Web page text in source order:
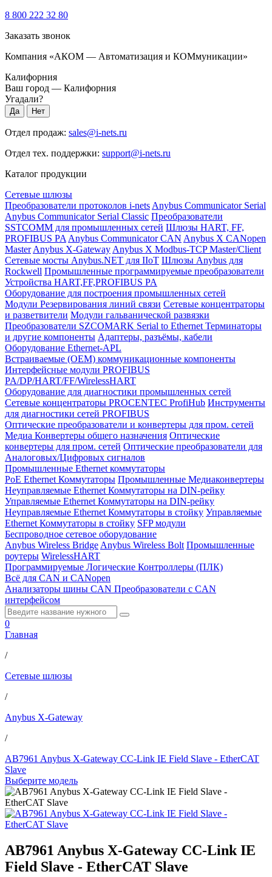
8 800 222 32 80
Заказать звонок
Компания «АКОМ — Автоматизация и КОМмуникации»
Калифорния
Ваш город — Калифорния
Угадали?
Отдел продаж: sales@i-nets.ru
Отдел тех. поддержки: support@i-nets.ru
Каталог продукции
Сетевые шлюзы
Преобразователи протоколов i-nets Anybus Communicator Serial
Anybus Communicator Serial Classic Преобразователи
SSTCOMM для промышленных сетей Шлюзы HART, FF,
PROFIBUS PA Anybus Communicator CAN Anybus X CANopen
Master Anybus X-Gateway Anybus X Modbus-TCP Master/Client
Сетевые мосты Anybus.NET для IIoT Шлюзы Anybus для
Rockwell Промышленные программируемые преобразователи
Устройства HART,FF,PROFIBUS PA
Оборудование для построения промышленных сетей
Модули Резервирования линий связи Сетевые концентраторы
и разветвители Модули гальванической развязки
Преобразователи SZCOMARK Serial to Ethernet Терминаторы
и другие компоненты Адаптеры, разъёмы, кабели
Оборудование Ethernet-APL
Встраиваемые (OEM) коммуникационные компоненты
Интерфейсные модули PROFIBUS
PA/DP/HART/FF/WirelessHART
Оборудование для диагностики промышленных сетей
Сетевые концентраторы PROCENTEC ProfiHub Инструменты
для диагностики сетей PROFIBUS
Оптические преобразователи и конвертеры для пром. сетей
Медиа Конвертеры общего назначения Оптические
конвертеры для пром. сетей Оптические преобразователи для
Аналоговых/Цифровых сигналов
Промышленные Ethernet коммутаторы
PoE Ethernet Коммутаторы Промышленные Медиаконвертеры
Неуправляемые Ethernet Коммутаторы на DIN-рейку
Управляемые Ethernet Коммутаторы на DIN-рейку
Неуправляемые Ethernet Коммутаторы в стойку Управляемые
Ethernet Коммутаторы в стойку SFP модули
Беспроводное сетевое оборудование
Anybus Wireless Bridge Anybus Wireless Bolt Промышленные
роутеры WirelessHART
Программируемые Логические Контроллеры (ПЛК)
Всё для CAN и CANopen
Анализаторы шины CAN Преобразователи с CAN
интерфейсом
0
Главная
/
Сетевые шлюзы
/
Anybus X-Gateway
/
AB7961 Anybus X-Gateway CC-Link IE Field Slave - EtherCAT
Slave
Выберите модель
AB7961 Anybus X-Gateway CC-Link IE
Field Slave - EtherCAT Slave